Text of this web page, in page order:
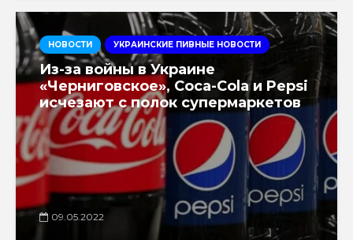
НОВОСТИ УКРАИНСКИЕ ПИВНЫЕ НОВОСТИ
Из-за войны в Украине
«Черниговское», Coca-Cola и Pepsi
исчезают с полок супермаркетов
09.05.2022